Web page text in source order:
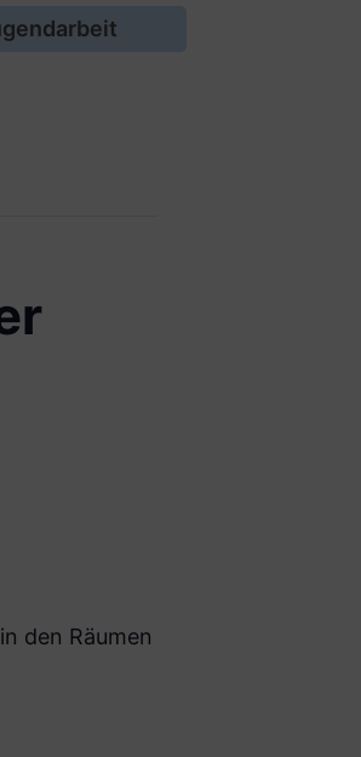
den Räumen